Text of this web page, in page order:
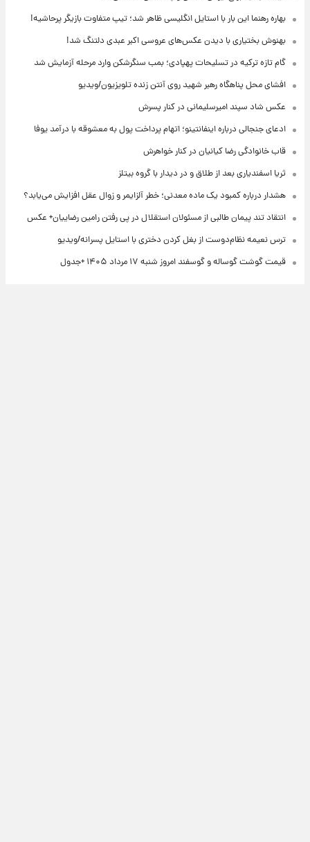
بهاره رهنما این بار با استایل انگلیسی ظاهر شد؛ تیپ متفاوت بازیگر پرحاشیه!
بهنوش بختیاری با دیدن عکس‌های عروسی اکبر عبدی دلتنگ شد!
گام تازه ترکیه در تسلیحات پهپادی؛ بمب سنگرشکن وارد مرحله آزمایش شد
افشای محل پناهگاه‌ رهبر شهید روی آنتن زنده تلویزیون/ویدیو
عکس شاد سپند امیرسلیمانی در کنار پسرش
ادعای جنجالی درباره اینفانتینو؛ اتهام پرداخت پول به معشوقه با درآمد یوفا
قاب خانوادگی رضا کیانیان در کنار خواهرش
ثریا اسفندیاری بعد از طلاق و در دیدار با گروه بیتلز
هشدار درباره کمبود یک ماده معدنی؛ خطر آلزایمر و زوال عقل افزایش می‌یابد؟
انتقاد تند پیمان طالبی از مسئولان استقلال در پی رفتن رامین رضاییان+ عکس
ترس نعیمه نظام‌دوست از بغل کردن دختری با استایل پسرانه/ویدیو
قیمت گوشت گوساله و گوسفند امروز شنبه ۱۷ مرداد ۱۴۰۵ +جدول